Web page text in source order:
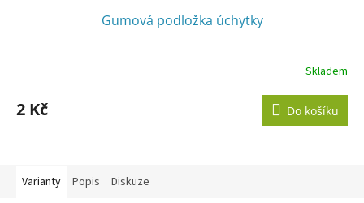
Gumová podložka úchytky
produktu
je
hvězdiček.
Skladem
2 Kč Do košíku
Varianty Popis Diskuze